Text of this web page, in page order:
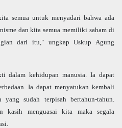
semua untuk menyadari bahwa ada
dan kita semua memiliki saham di
dari itu," ungkap Uskup Agung
dalam kehidupan manusia. Ia dapat
Ia dapat menyatukan kembali
sudah terpisah bertahun-tahun.
kasih menguasai kita maka segala